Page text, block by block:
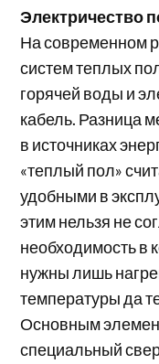
Электричество
На современном
систем теплых
горячей воды и
кабель. Разница
в источниках
«теплый пол»
удобными в
этим нельзя не
необходимость в
нужны лишь
температуры да
Основным
специальный